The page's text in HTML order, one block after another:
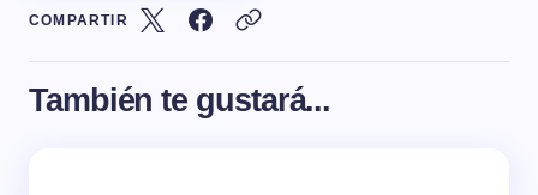
COMPARTIR
También te gustará...